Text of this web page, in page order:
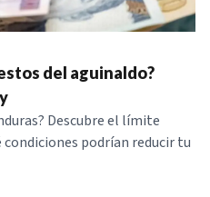
del aguinaldo?
Descubre el límite
podrían reducir tu